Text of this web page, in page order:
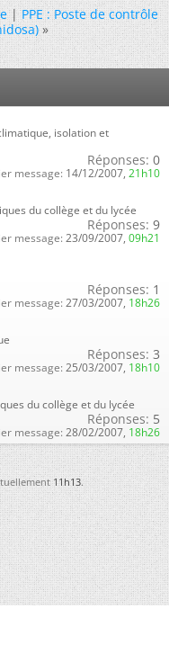
|PPE : Poste de contrôle
»
isolation et
Réponses: 0
message: 14/12/2007, 21h10
du collège et du lycée
Réponses: 9
message: 23/09/2007, 09h21
Réponses: 1
message: 27/03/2007, 18h26
Réponses: 3
message: 25/03/2007, 18h10
du collège et du lycée
Réponses: 5
message: 28/02/2007, 18h26
11h13.